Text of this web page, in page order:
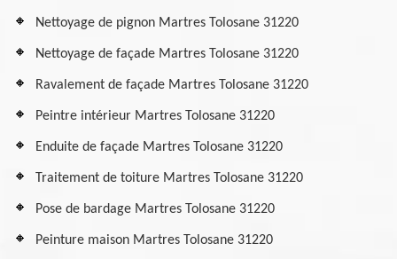
Nettoyage de pignon Martres Tolosane 31220
Nettoyage de façade Martres Tolosane 31220
Ravalement de façade Martres Tolosane 31220
Peintre intérieur Martres Tolosane 31220
Enduite de façade Martres Tolosane 31220
Traitement de toiture Martres Tolosane 31220
Pose de bardage Martres Tolosane 31220
Peinture maison Martres Tolosane 31220